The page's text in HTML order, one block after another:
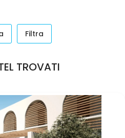
Filtra
TROVATI